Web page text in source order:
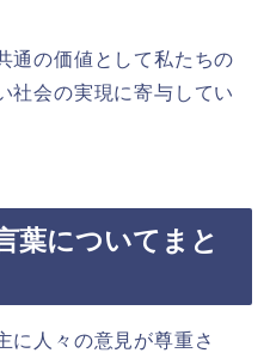
通の価値として私たちの
社会の実現に寄与してい
葉についてまと
に人々の意見が尊重さ